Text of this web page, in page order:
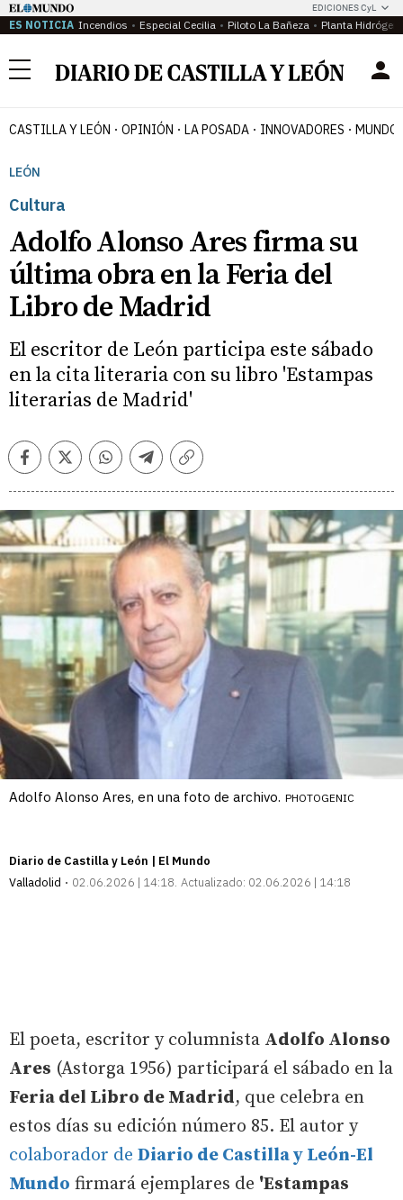
EDICIONES CyL
ES NOTICIA Incendios Especial Cecilia Piloto La Bañeza Planta
Menú
CASTILLA Y LEÓN OPINIÓN LA POSADA INNOVADORES MUNDO
LEÓN
Cultura
Adolfo Alonso Ares firma su
última obra en la Feria del
Libro de Madrid
El escritor de León participa este sábado
en la cita literaria con su libro 'Estampas
literarias de Madrid'
FacebookTwitterWhatsappTelegramCopiar
Adolfo Alonso Ares, en una foto de archivo. PHOTOGENIC
Diario de Castilla y León | El Mundo
Valladolid
02.06.2026 | 14:18 Actualizado: 02.06.2026 | 14:18
El poeta, escritor y columnista Adolfo Alonso
Ares (Astorga 1956) participará el sábado en la
Feria del Libro de Madrid, que celebra en
estos días su edición número 85. El autor y
colaborador de Diario de Castilla y León-El
Mundo firmará ejemplares de 'Estampas